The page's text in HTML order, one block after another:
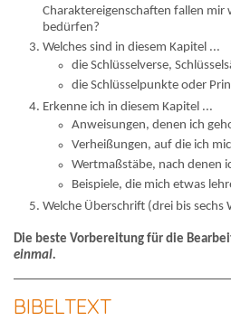
Charaktereigenschaften fallen mir
bedürfen?
Welches sind in diesem Kapitel ...
die Schlüsselverse,
die Schlüsselpunkte oder
Erkenne ich in diesem Kapitel ...
Anweisungen, denen ich
Verheißungen, auf die ich
Wertmaßstäbe, nach denen
Beispiele, die mich etwas
Welche Überschrift (drei bis
Die beste Vorbereitung für die
einmal.
BIBELTEXT